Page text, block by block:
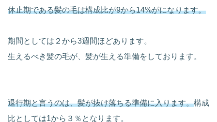
休止期である髪の毛は構成比が9から14%がになります。
期間としては２から3週間ほどあります。
生えるべき髪の毛が、髪が生える準備をしております。
退行期と言うのは、髪が抜け落ちる準備に入ります。構成
比としては1から３％となります。